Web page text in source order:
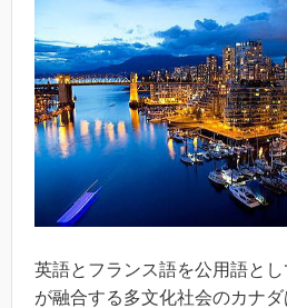
英語とフランス語を公用語と
が融合する多文化社会のカナ